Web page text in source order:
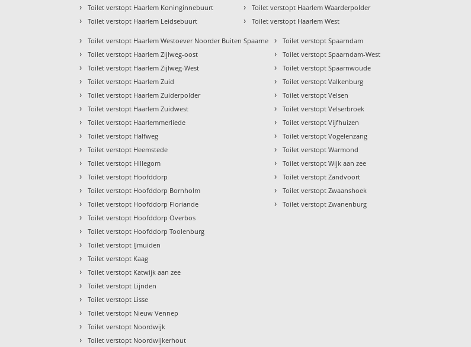
› Toilet verstopt Haarlem Koninginnebuurt
› Toilet verstopt Haarlem Leidsebuurt
› Toilet verstopt Haarlem Waarderpolder
› Toilet verstopt Haarlem West
› Toilet verstopt Haarlem Westoever Noorder Buiten Spaarne
› Toilet verstopt Haarlem Zijlweg-oost
› Toilet verstopt Haarlem Zijlweg-West
› Toilet verstopt Haarlem Zuid
› Toilet verstopt Haarlem Zuiderpolder
› Toilet verstopt Haarlem Zuidwest
› Toilet verstopt Haarlemmerliede
› Toilet verstopt Halfweg
› Toilet verstopt Heemstede
› Toilet verstopt Hillegom
› Toilet verstopt Hoofddorp
› Toilet verstopt Hoofddorp Bornholm
› Toilet verstopt Hoofddorp Floriande
› Toilet verstopt Hoofddorp Overbos
› Toilet verstopt Hoofddorp Toolenburg
› Toilet verstopt IJmuiden
› Toilet verstopt Kaag
› Toilet verstopt Katwijk aan zee
› Toilet verstopt Lijnden
› Toilet verstopt Lisse
› Toilet verstopt Nieuw Vennep
› Toilet verstopt Noordwijk
› Toilet verstopt Noordwijkerhout
› Toilet verstopt Spaarndam
› Toilet verstopt Spaarndam-West
› Toilet verstopt Spaarnwoude
› Toilet verstopt Valkenburg
› Toilet verstopt Velsen
› Toilet verstopt Velserbroek
› Toilet verstopt Vijfhuizen
› Toilet verstopt Vogelenzang
› Toilet verstopt Warmond
› Toilet verstopt Wijk aan zee
› Toilet verstopt Zandvoort
› Toilet verstopt Zwaanshoek
› Toilet verstopt Zwanenburg